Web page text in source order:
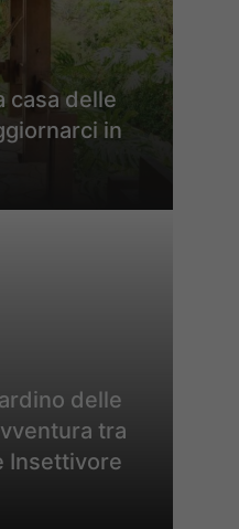
casa delle
in
delle
tra
Insettivore